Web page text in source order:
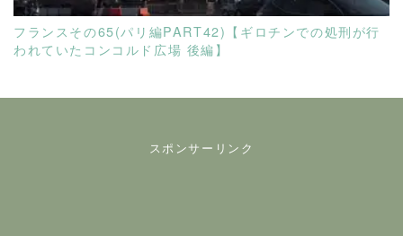
フランスその65(パリ編PART42)【ギロチンでの処刑が行
われていたコンコルド広場 後編】
スポンサーリンク